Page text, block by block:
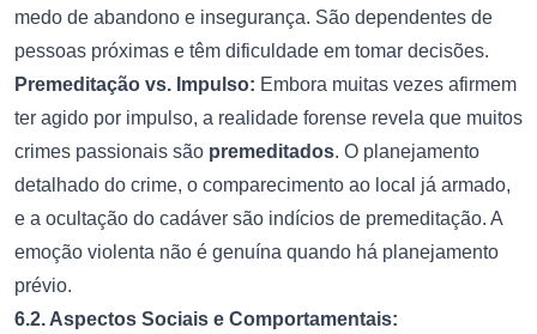
medo de abandono e insegurança. São dependentes de
pessoas próximas e têm dificuldade em tomar decisões.
Premeditação vs. Impulso: Embora muitas vezes afirmem
ter agido por impulso, a realidade forense revela que muitos
crimes passionais são premeditados. O planejamento
detalhado do crime, o comparecimento ao local já armado,
e a ocultação do cadáver são indícios de premeditação. A
emoção violenta não é genuína quando há planejamento
prévio.
6.2. Aspectos Sociais e Comportamentais: